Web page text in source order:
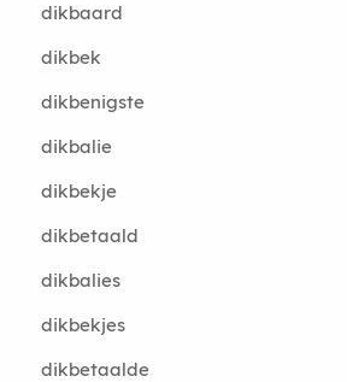
dikbaard
dikbek
dikbenigste
dikbalie
dikbekje
dikbetaald
dikbalies
dikbekjes
dikbetaalde